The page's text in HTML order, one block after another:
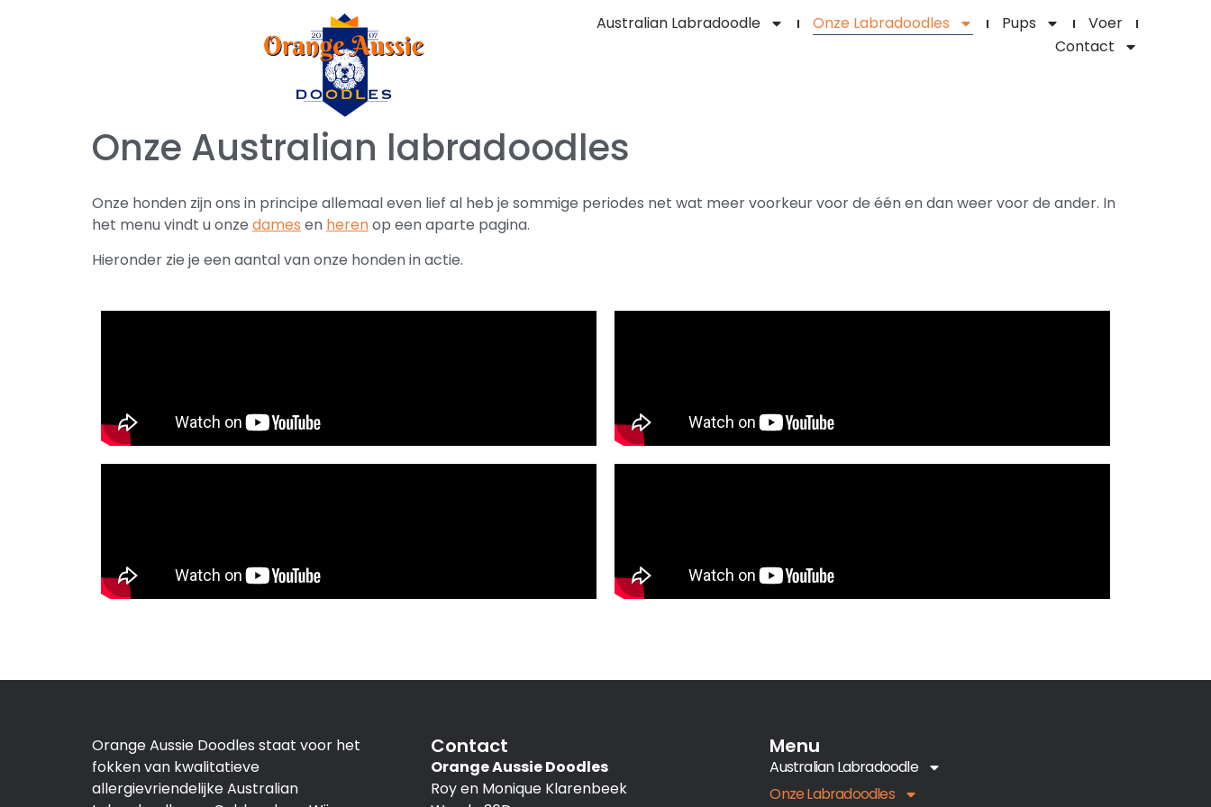
Australian Labradoodle Onze Labradoodles Pups
Voer
Contact
Onze Australian labradoodles
Onze honden zijn ons in principe allemaal even lief al heb je sommige periodes net wat meer voorkeur voor de één en dan weer voor de ander. In
het menu vindt u onze dames en herenop een aparte pagina.
Hieronder zie je een aantal van onze honden in actie.
Orange Aussie Doodles staat voor het
fokken van kwalitatieve
allergievriendelijke Australian
Contact
Orange Aussie Doodles
Roy en Monique Klarenbeek
Menu
Australian Labradoodle
Onze Labradoodles